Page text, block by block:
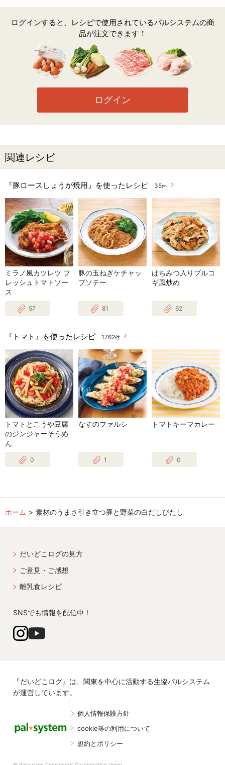
ログインすると、レシピで使用されているパルシステムの商
品が注文できます！
ログイン
関連レシピ
『豚ロースしょうが焼用』を使ったレシピ 35件
ミラノ風カツレツ フ
レッシュトマトソー
ス
57
豚の玉ねぎケチャッ
プソテー
81
はちみつ入りプルコ
ギ風炒め
62
『トマト』を使ったレシピ 1762件
トマトとこうや豆腐
のジンジャーそうめ
ん
0
なすのファルシ
1
トマトキーマカレー
0
ホーム 素材のうまさ引き立つ豚と野菜の白だしびたし
だいどこログの見方
ご意見・ご感想
離乳食レシピ
SNSでも情報を配信中！
『だいどこログ』は、関東を中心に活動する生協パルシステム
が運営しています。
個人情報保護方針
cookie等の利用について
規約とポリシー